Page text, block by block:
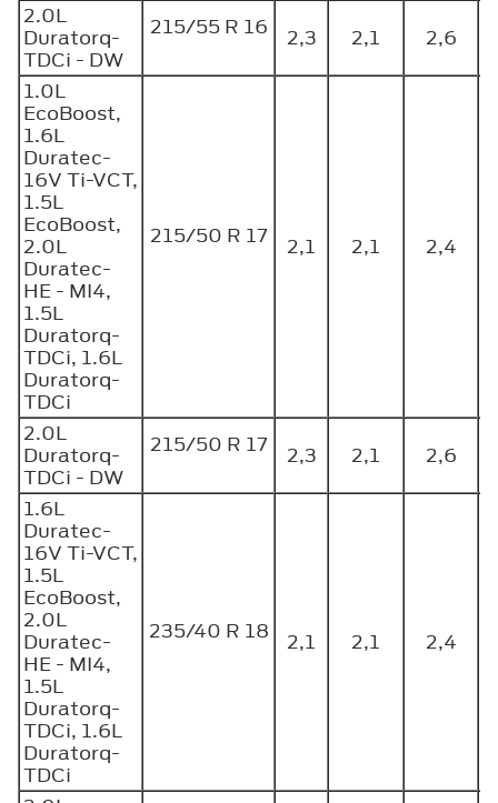
2.0L
Duratorq-
TDCi - DW
215/55 R 16 2,3 2,1
2,6
1.0L
EcoBoost,
1.6L
Duratec-
16V Ti-VCT,
1.5L
EcoBoost,
2.0L
Duratec-
HE - MI4,
1.5L
Duratorq-
TDCi, 1.6L
Duratorq-
TDCi
215/50 R 17 2,1 2,1 2,4
2.0L
Duratorq-
TDCi - DW
215/50 R 17 2,3 2,1
2,6
1.6L
Duratec-
16V Ti-VCT,
1.5L
EcoBoost,
2.0L
Duratec-
HE - MI4,
1.5L
Duratorq-
TDCi, 1.6L
Duratorq-
TDCi
235/40 R 18 2,1 2,1 2,4